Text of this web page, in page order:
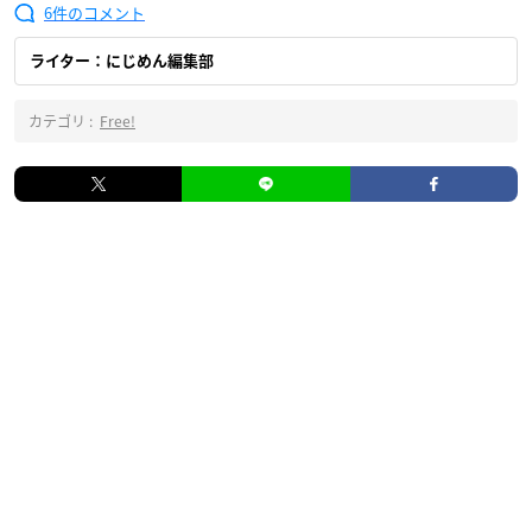
6
ライター：にじめん編集部
カテゴリ : Free!